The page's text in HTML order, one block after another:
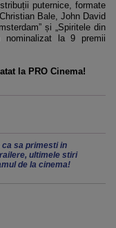
puternice, formate
Bale, John David
și „Spiritele din
nominalizat la 9 premii
la PRO Cinema!
ca sa primesti in
ultimele stiri
de la cinema!